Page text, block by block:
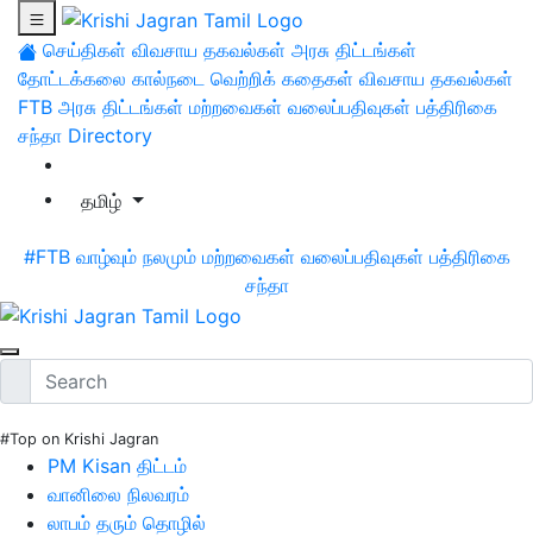
செய்திகள் விவசாய தகவல்கள் அரசு திட்டங்கள்
தோட்டக்கலை கால்நடை வெற்றிக் கதைகள் விவசாய தகவல்கள்
FTB அரசு திட்டங்கள் மற்றவைகள் வலைப்பதிவுகள் பத்திரிகை
சந்தா Directory
தமிழ்
#FTB வாழ்வும் நலமும் மற்றவைகள் வலைப்பதிவுகள் பத்திரிகை
சந்தா
#Top on Krishi Jagran
PM Kisan திட்டம்
வானிலை நிலவரம்
லாபம் தரும் தொழில்